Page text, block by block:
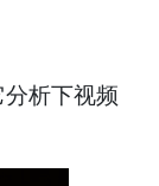
析下视频